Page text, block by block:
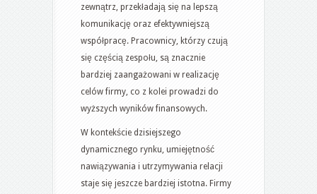
zewnątrz, przekładają się na lepszą
komunikację oraz efektywniejszą
współpracę. Pracownicy, którzy czują
się częścią zespołu, są znacznie
bardziej zaangażowani w realizację
celów firmy, co z kolei prowadzi do
wyższych wyników finansowych.
W kontekście dzisiejszego
dynamicznego rynku, umiejętność
nawiązywania i utrzymywania relacji
staje się jeszcze bardziej istotna. Firmy